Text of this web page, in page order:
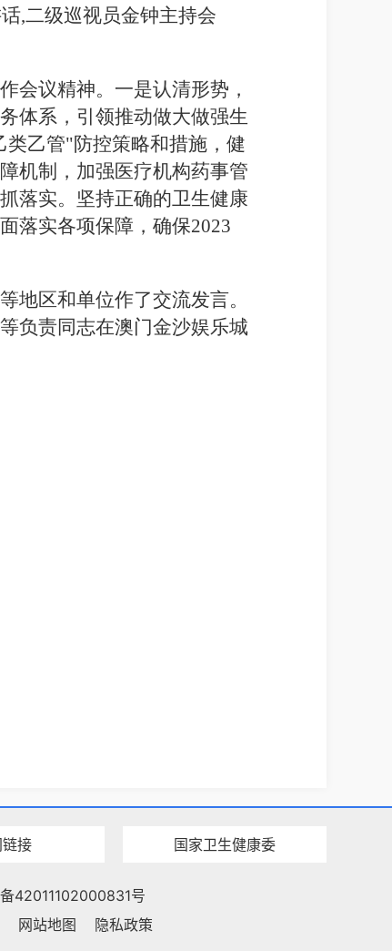
,二级巡视员金钟主持会
会议精神。一是认清形势，
体系，引领推动做大做强生
乙管"防控策略和措施，健
机制，加强医疗机构药事管
落实。坚持正确的卫生健康
落实各项保障，确保2023
地区和单位作了交流发言。
负责同志在澳门金沙娱乐城
接 国家卫生健康委
42011102000831号
网站地图
隐私政策